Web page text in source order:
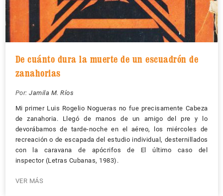
De cuánto dura la muerte de un escuadrón de
zanahorias
Por: Jamila M. Ríos
Mi primer Luis Rogelio Nogueras no fue precisamente Cabeza
de zanahoria. Llegó de manos de un amigo del pre y lo
devorábamos de tarde-noche en el aéreo, los miércoles de
recreación o de escapada del estudio individual, desternillados
con la caravana de apócrifos de El último caso del
inspector (Letras Cubanas, 1983).
VER MÁS